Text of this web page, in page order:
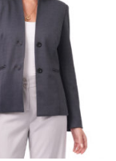
deseos